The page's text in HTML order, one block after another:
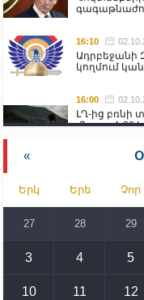
16:10
Ադրբեջանի
կողմում
16:00
ԼՂ-ից բռնի
մնացած 20
Իրանը
15:10
«
Երկ Երե Չոր
27 28 29
3 4 5
10 11 12